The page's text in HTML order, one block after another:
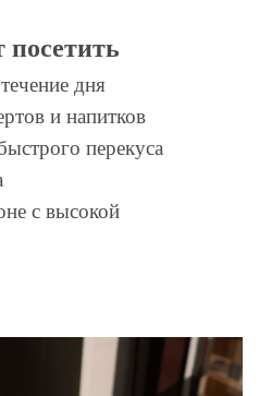
посетить
дня
и напитков
перекуса
с высокой